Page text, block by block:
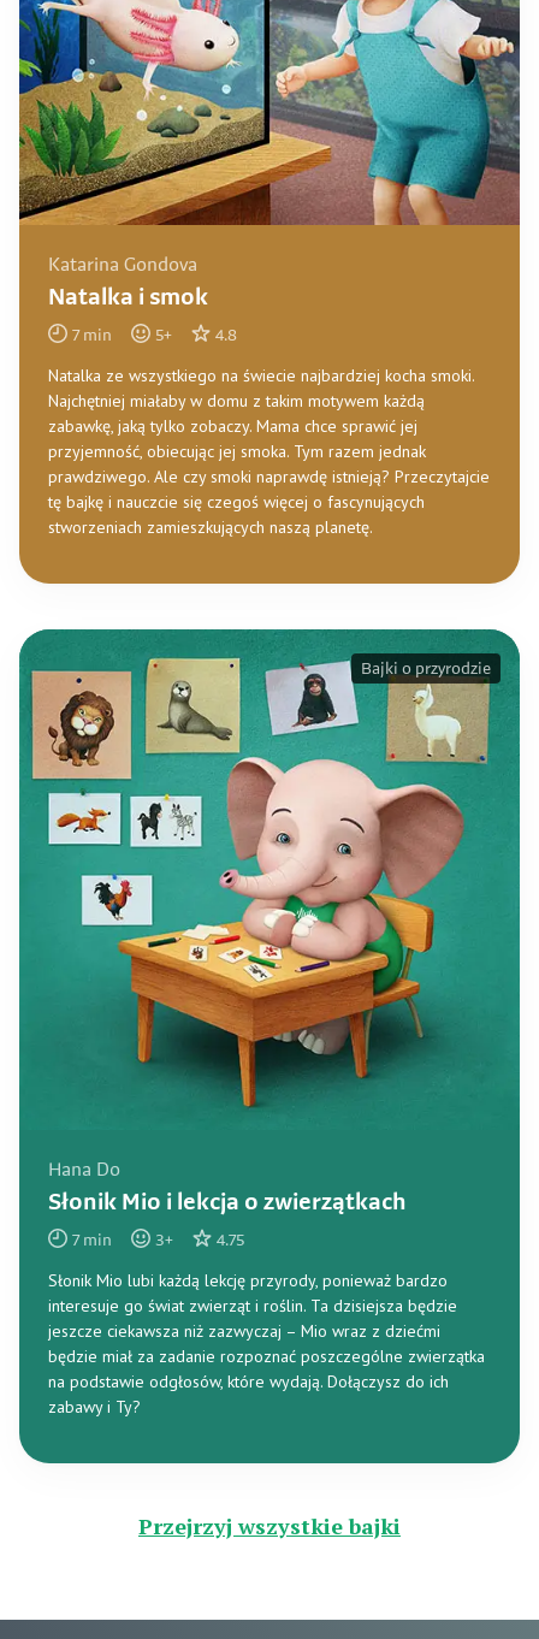
Katarina Gondova
Natalka i smok
7min 5+ 4.8
Natalka ze wszystkiego na świecie najbardziej kocha smoki.
Najchętniej miałaby w domu z takim motywem każdą
zabawkę, jaką tylko zobaczy. Mama chce sprawić jej
przyjemność, obiecując jej smoka. Tym razem jednak
prawdziwego. Ale czy smoki naprawdę istnieją? Przeczytajcie
tę bajkę i nauczcie się czegoś więcej o fascynujących
stworzeniach zamieszkujących naszą planetę.
Bajki o przyrodzie
Hana Do
Słonik Mio i lekcja o zwierzątkach
7min 3+ 4.75
Słonik Mio lubi każdą lekcję przyrody, ponieważ bardzo
interesuje go świat zwierząt i roślin. Ta dzisiejsza będzie
jeszcze ciekawsza niż zazwyczaj – Mio wraz z dziećmi
będzie miał za zadanie rozpoznać poszczególne zwierzątka
na podstawie odgłosów, które wydają. Dołączysz do ich
zabawy i Ty?
Przejrzyj wszystkie bajki